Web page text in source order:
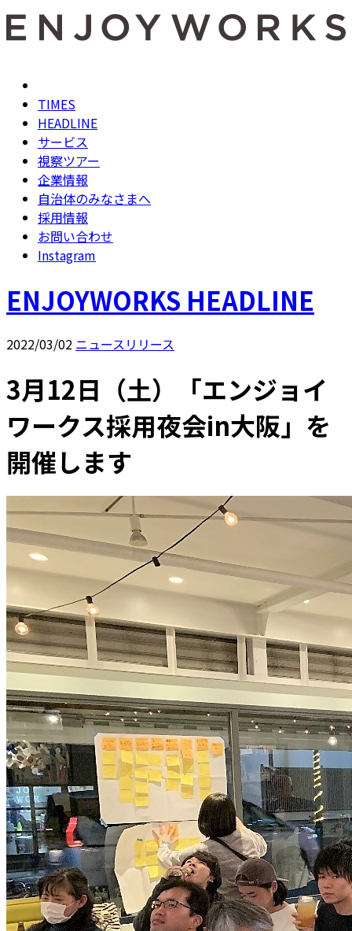
TIMES
HEADLINE
サービス
視察ツアー
企業情報
自治体のみなさまへ
採用情報
お問い合わせ
Instagram
ENJOYWORKS HEADLINE
2022/03/02 ニュースリリース
3月12日（土）「エンジョイ
ワークス採用夜会in大阪」を
開催します